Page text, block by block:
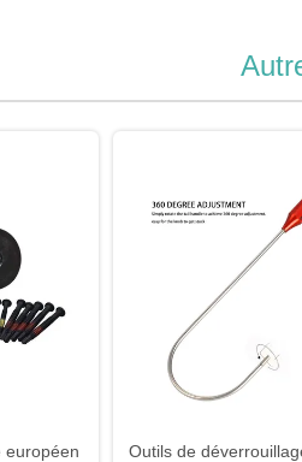
européen
Outils de